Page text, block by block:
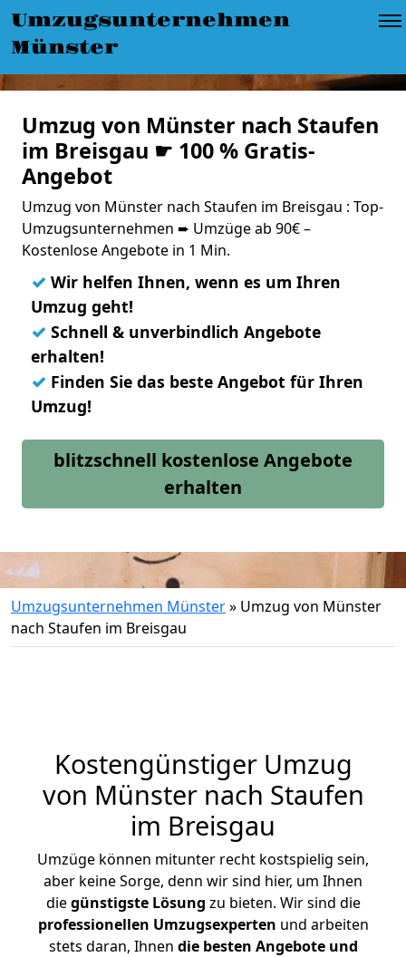
Umzugsunternehmen
Münster
Umzug von Münster nach Staufen
im Breisgau ☛ 100 % Gratis-
Angebot
Umzug von Münster nach Staufen im Breisgau : Top-
Umzugsunternehmen ➨ Umzüge ab 90€ –
Kostenlose Angebote in 1 Min.
✓ Wir helfen Ihnen, wenn es um Ihren
Umzug geht!
✓ Schnell & unverbindlich Angebote
erhalten!
✓ Finden Sie das beste Angebot für Ihren
Umzug!
blitzschnell kostenlose Angebote
erhalten
Umzugsunternehmen Münster» Umzug von Münster
nach Staufen im Breisgau
Kostengünstiger Umzug
von Münster nach Staufen
im Breisgau
Umzüge können mitunter recht kostspielig sein,
aber keine Sorge, denn wir sind hier, um Ihnen
diegünstigste Lösung zu bieten. Wir sind die
professionellen Umzugsexperten und arbeiten
stets daran, Ihnen die besten Angebote und